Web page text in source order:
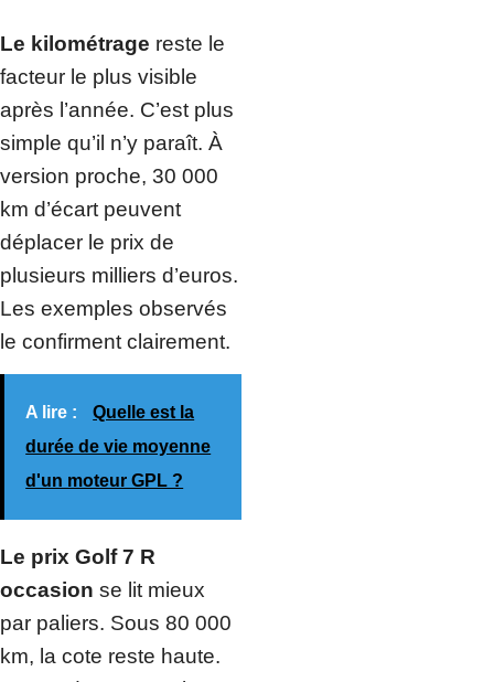
Le kilométrage reste le
facteur le plus visible
après l’année. C’est plus
simple qu’il n’y paraît. À
version proche, 30 000
km d’écart peuvent
déplacer le prix de
plusieurs milliers d’euros.
Les exemples observés
le confirment clairement.
A lire :
Quelle est la
durée de vie moyenne
d'un moteur GPL ?
Le prix Golf 7 R
occasion se lit mieux
par paliers. Sous 80 000
km, la cote reste haute.